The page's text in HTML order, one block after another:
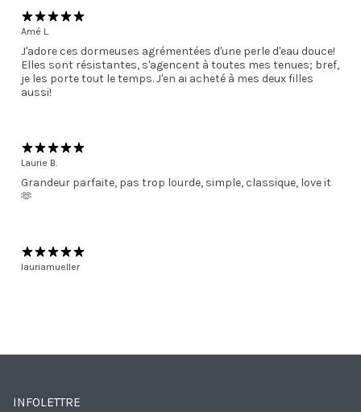
Amé L.
J'adore ces dormeuses agrémentées d'une perle d'eau douce!
Elles sont résistantes, s'agencent à toutes mes tenues; bref,
je les porte tout le temps. J'en ai acheté à mes deux filles
aussi!
Laurie B.
Grandeur parfaite, pas trop lourde, simple, classique, love it
🫶
lauriamueller
INFOLETTRE